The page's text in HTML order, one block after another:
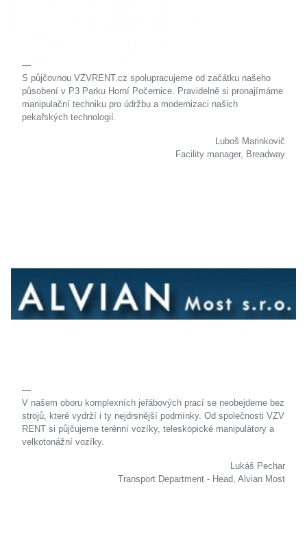
S půjčovnou VZVRENT.cz spolupracujeme od začátku našeho
působení v P3 Parku Horní Počernice. Pravidelně si pronajímáme
manipulační techniku pro údržbu a modernizaci našich
pekařských technologií.
Luboš Marinkovič
Facility manager, Breadway
V našem oboru komplexních jeřábových prací se neobejdeme bez
strojů, které vydrží i ty nejdrsnější podmínky. Od společnosti VZV
RENT si půjčujeme terénní vozíky, teleskopické manipulátory a
velkotonážní vozíky.
Lukáš Pechar
Transport Department - Head, Alvian Most